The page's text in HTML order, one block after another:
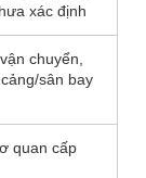
xác định
chuyển,
sân bay
quan cấp